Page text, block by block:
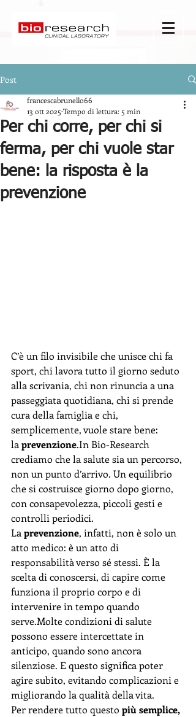
Post
Per chi corre, per chi si
ferma, per chi vuole star
bene: la risposta è la
prevenzione
francescabrunello66
13 ott 2025 Tempo di lettura: 5 min
C’è un filo invisibile che unisce chi fa
sport, chi lavora tutto il giorno seduto
alla scrivania, chi non rinuncia a una
passeggiata quotidiana, chi si prende
cura della famiglia e chi,
semplicemente, vuole stare bene:
la prevenzione.In Bio-Research
crediamo che la salute sia un percorso,
non un punto d’arrivo. Un equilibrio
che si costruisce giorno dopo giorno,
con consapevolezza, piccoli gesti e
controlli periodici.
La prevenzione, infatti, non è solo un
atto medico: è un atto di
responsabilità verso sé stessi. È la
scelta di conoscersi, di capire come
funziona il proprio corpo e di
intervenire in tempo quando
serve.Molte condizioni di salute
possono essere intercettate in
anticipo, quando sono ancora
silenziose. E questo significa poter
agire subito, evitando complicazioni e
migliorando la qualità della vita.
Per rendere tutto questo più semplice,